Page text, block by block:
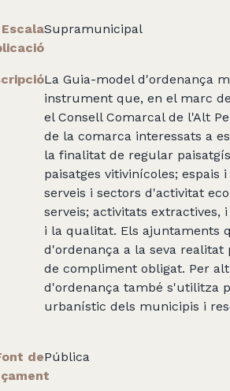
EscalaSupramunicipal
La Guia-model d'ordenança
instrument que, en el marc
el Consell Comarcal de l'Alt
de la comarca interessats a
la finalitat de regular
paisatges vitivinícoles;
serveis i sectors d'activitat
serveis; activitats
i la qualitat. Els ajuntaments
d'ordenança a la seva
de compliment obligat. Per
d'ordenança també s'utilitza
urbanístic dels municipis i
dePública